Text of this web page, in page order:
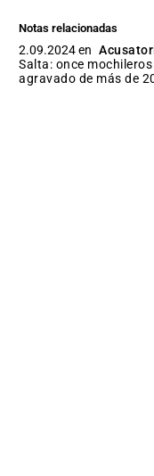
Notas relacionadas
2.09.2024 en
Salta: once
agravado de más de